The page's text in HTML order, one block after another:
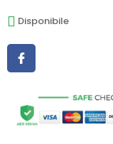
Disponibile